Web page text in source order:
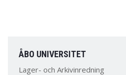
ÅBO UNIVERSITET
Lager- och Arkivinredning